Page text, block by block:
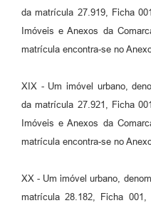
da matrícula 27.919, Ficha
Imóveis e Anexos da
matrícula encontra-se no
XIX - Um imóvel urbano,
da matrícula 27.921, Ficha
Imóveis e Anexos da
matrícula encontra-se no
XX - Um imóvel urbano,
matrícula 28.182, Ficha